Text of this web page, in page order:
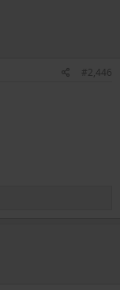
#2,446